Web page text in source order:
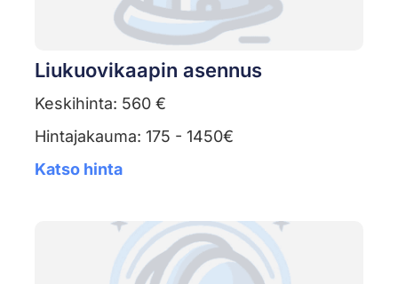
Liukuovikaapin asennus
Keskihinta: 560 €
Hintajakauma: 175 - 1450€
Katso hinta